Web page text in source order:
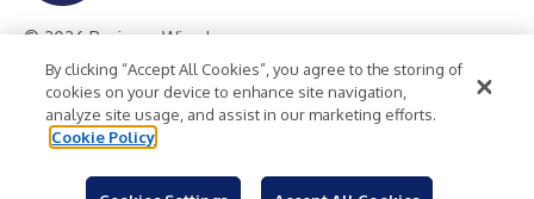
© 2026 Business Wire, Inc.
Privacy Policy Cookie Policy
Accessibility Statement
Terms of Use
Legal
By clicking “Accept All Cookies”, you agree to the storing of
cookies on your device to enhance site navigation,
analyze site usage, and assist in our marketing efforts.
Cookie Policy